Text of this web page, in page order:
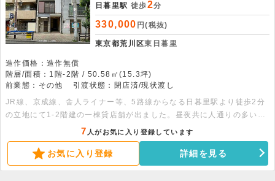
日暮里駅 徒歩2分
330,000 円(税抜)
東京都荒川区東日暮里
造作価格：造作無償
階層/面積：1階-2階 / 50.58㎡(15.3坪)
前業態：その他
引渡状態：閉店済/現状渡し
JR線、京成線、舎人ライナー等、5路線からなる日暮里駅より徒歩2分
の立地にて1-2階建の一棟貸店舗が出ました。昼夜共に人通りの多いエ
リアとなり幅広い客層の集客が見込める立地となります。是非お問合せ
ください。 面積：各階25.29平米
7 人がお気に入り登録しています
お気に入り登録 詳細を見る